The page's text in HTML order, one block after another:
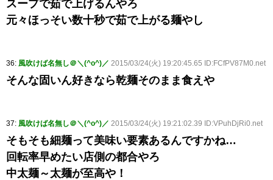
スープで茹で上げるんやろ
元々ほっそい数十秒で茹で上がる麺やし
36: 風吹けば名無し＠＼(^o^)／ 2015/03/24(火) 19:20:45.65 ID:FCfPV87M0.net
そんな固いん好きなら乾麺そのまま食えや
37: 風吹けば名無し＠＼(^o^)／ 2015/03/24(火) 19:21:02.39 ID:VPuhDjRi0.net
そもそも細麺って美味い要素あるんですかね…
回転率早めたい店側の都合やろ
中太麺～太麺が至高や！